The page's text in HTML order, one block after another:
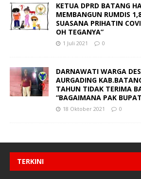
KETUA DPRD BATANG
MEMBANGUN RUMDIS
SUASANA PRIHATIN
OH TEGANYA”
1 Juli 2021 0
DARNAWATI WARGA
AURGADING
TAHUN TIDAK TERIMA
“BAGAIMANA PAK
18 Oktober 2021 0
TERKINI